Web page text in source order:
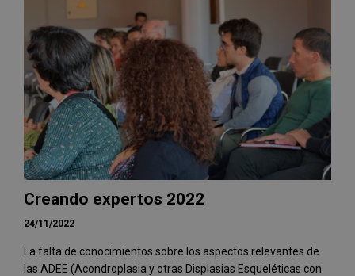
Creando expertos 2022
24/11/2022
La falta de conocimientos sobre los aspectos relevantes de
las ADEE (Acondroplasia y otras Displasias Esqueléticas con